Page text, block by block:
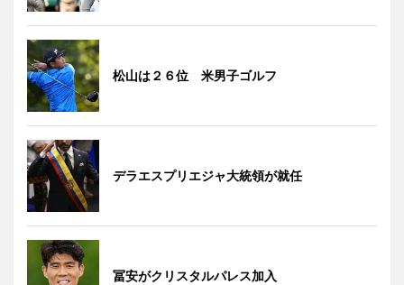
松山は２６位 米男子ゴルフ
デラエスプリエジャ大統領が就任
冨安がクリスタルパレス加入